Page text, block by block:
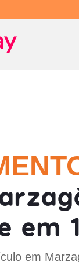
em
em